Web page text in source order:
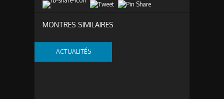
MONTRES SIMILAIRES
ACTUALITÉS